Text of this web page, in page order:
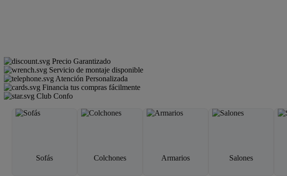
Precio Garantizado
Servicio de montaje disponible
Atención Personalizada
Financia tus compras fácilmente
Club Confo
Sofás Colchones Armarios Salones